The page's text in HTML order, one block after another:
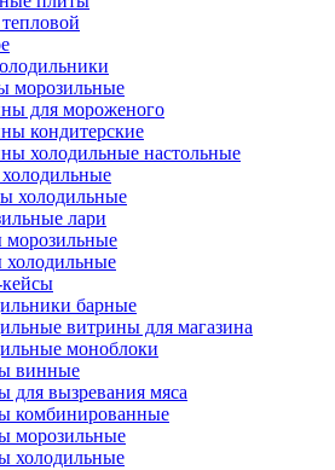
морозильные
для мороженого
кондитерские
холодильные настольные
холодильные
лари
морозильные
барные
витрины для магазина
моноблоки
винные
вызревания мяса
комбинированные
морозильные
холодильные